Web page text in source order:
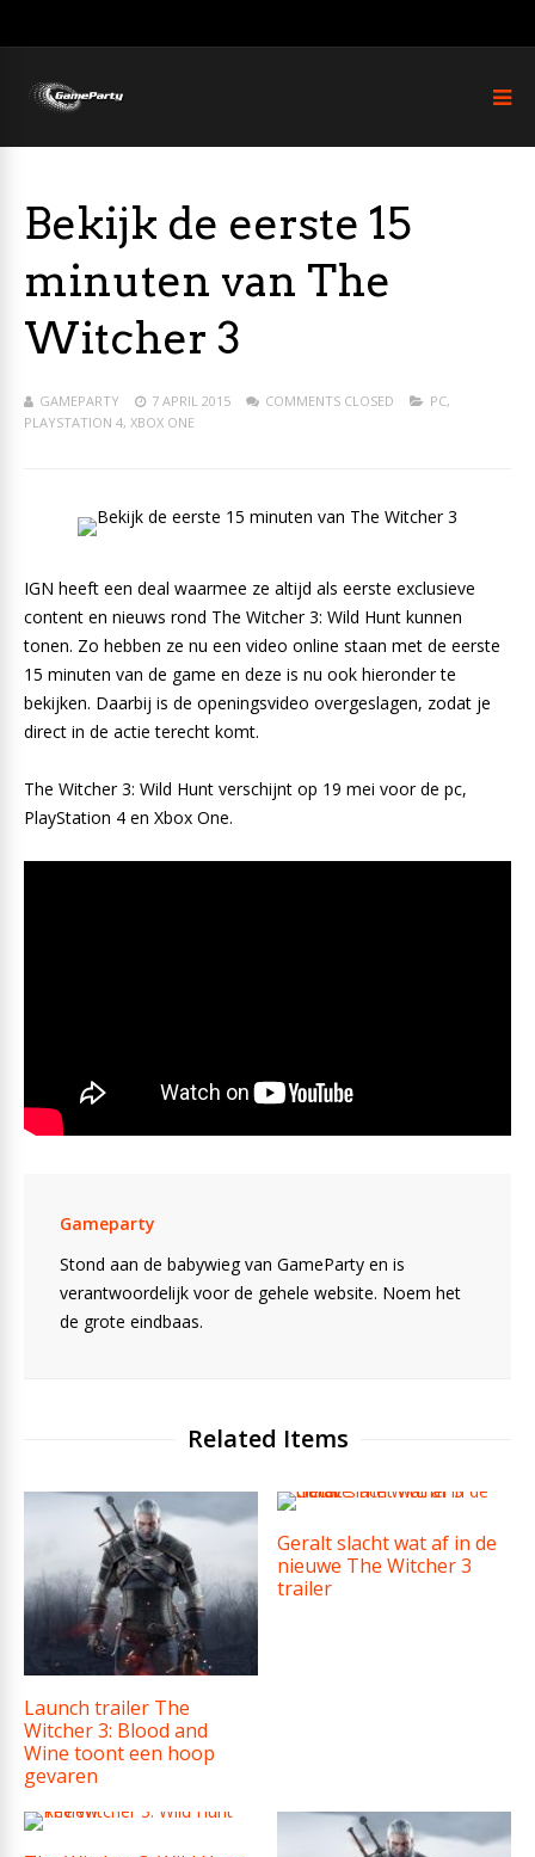
Bekijk de eerste 15
minuten van The
Witcher 3
GAMEPARTY 7 APRIL 2015 COMMENTS CLOSED PC,
PLAYSTATION 4, XBOX ONE
IGN heeft een deal waarmee ze altijd als eerste exclusieve
content en nieuws rond The Witcher 3: Wild Hunt kunnen
tonen. Zo hebben ze nu een video online staan met de eerste
15 minuten van de game en deze is nu ook hieronder te
bekijken. Daarbij is de openingsvideo overgeslagen, zodat je
direct in de actie terecht komt.
The Witcher 3: Wild Hunt verschijnt op 19 mei voor de pc,
PlayStation 4 en Xbox One.
Gameparty
Stond aan de babywieg van GameParty en is
verantwoordelijk voor de gehele website. Noem het
de grote eindbaas.
Related Items
Launch trailer The
Witcher 3: Blood and
Wine toont een hoop
gevaren
Geralt slacht wat af in de
nieuwe The Witcher 3
trailer